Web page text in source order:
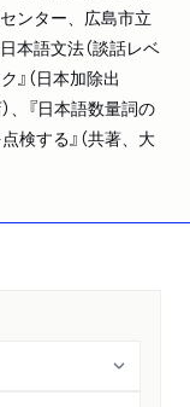
ンター、広島市立
本語文法（談話レベ
』（日本加除出
、『日本語数量詞の
検する』（共著、大